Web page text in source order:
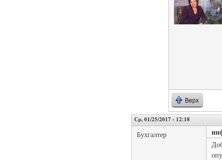
Верх
Ср, 01/25/2017 - 12:18
Бухгалтер